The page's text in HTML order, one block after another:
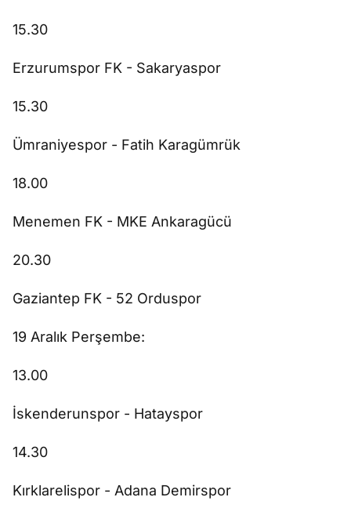
15.30
Erzurumspor FK - Sakaryaspor
15.30
Ümraniyespor - Fatih Karagümrük
18.00
Menemen FK - MKE Ankaragücü
20.30
Gaziantep FK - 52 Orduspor
19 Aralık Perşembe:
13.00
İskenderunspor - Hatayspor
14.30
Kırklarelispor - Adana Demirspor